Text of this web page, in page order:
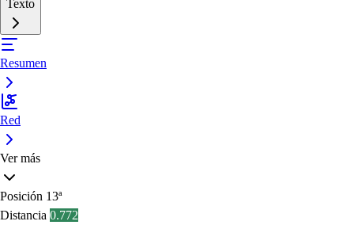
Texto
Resumen
Red
Ver más
Posición 13ª
Distancia 0.772